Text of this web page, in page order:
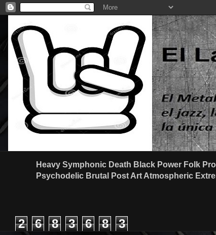
Heavy Symphonic Death Black Power Folk
Psychodelic Brutal Post Art Atmospheric
2 6 8 3 6 8 3